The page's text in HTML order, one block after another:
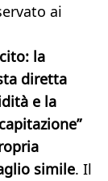
ai
la
diretta
e la
simile. Il